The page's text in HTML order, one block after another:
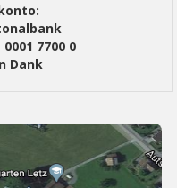
0001 7700 0
Dank